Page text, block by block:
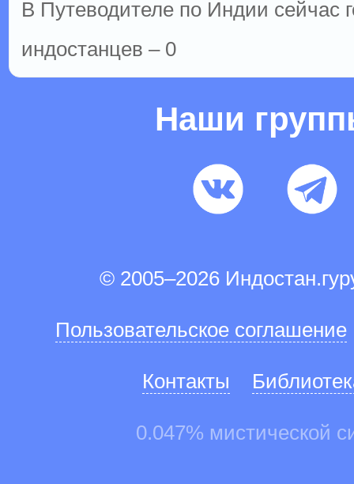
В Путеводителе по Индии сейчас
индостанцев – 0
Наши
© 2005–2026
Пользовательское соглашение
Контакты
0.047% мистической